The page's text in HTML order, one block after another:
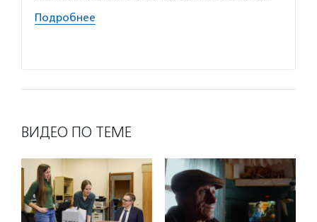
Подробнее
ВИДЕО ПО ТЕМЕ